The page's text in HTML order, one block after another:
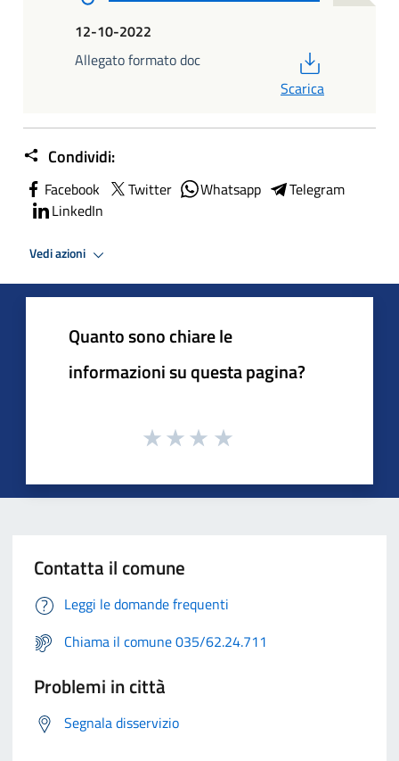
12-10-2022
Allegato formato doc
Scarica
Condividi:
Facebook Twitter Whatsapp
Telegram
LinkedIn
Vedi azioni
Quanto sono chiare le
informazioni su questa pagina?
Contatta il comune
Leggi le domande frequenti
Chiama il comune 035/62.24.711
Problemi in città
Segnala disservizio